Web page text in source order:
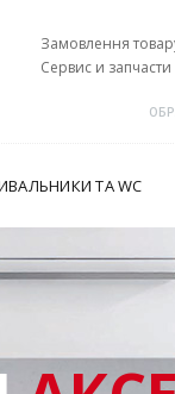
Замовлення
Сервис и
ТА WC